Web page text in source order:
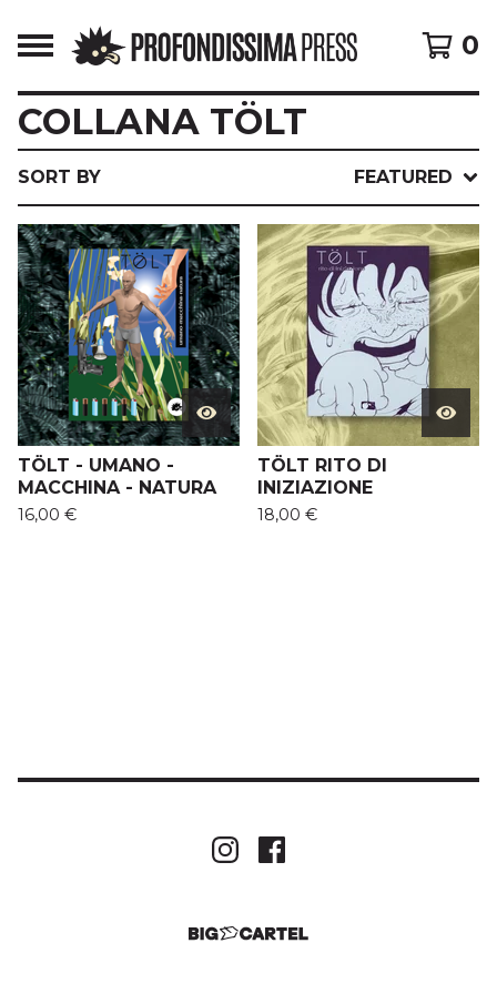
0
COLLANA TÖLT
SORT BY FEATURED
TÖLT - UMANO -
MACCHINA - NATURA
16,00 €
TÖLT RITO DI
INIZIAZIONE
18,00 €